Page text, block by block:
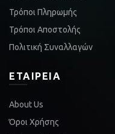
Τρόποι Πληρωμής
Τρόποι Αποστολής
Πολιτική Συναλλαγών
ΕΤΑΙΡΕΊΑ
About Us
Όροι Χρήσης